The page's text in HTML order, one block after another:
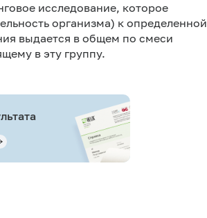
исследование, которое
организма) к определенной
выдается в общем по смеси
в эту группу.